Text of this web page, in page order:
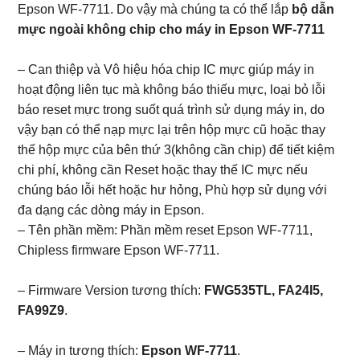
Epson WF-7711. Do vậy mà chúng ta có thể lắp bộ dẫn
mực ngoài không chip cho máy in Epson WF-7711
– Can thiệp và Vô hiệu hóa chip IC mực giúp máy in
hoạt động liên tục mà không báo thiếu mực, loại bỏ lỗi
báo reset mực trong suốt quá trình sử dụng máy in, do
vậy bạn có thể nạp mực lại trên hộp mực cũ hoặc thay
thế hộp mực của bên thứ 3(không cần chip) để tiết kiệm
chi phí, không cần Reset hoặc thay thế IC mực nếu
chúng báo lỗi hết hoặc hư hỏng, Phù hợp sử dụng với
đa dạng các dòng máy in Epson.
– Tên phần mềm: Phần mềm reset Epson WF-7711,
Chipless firmware Epson WF-7711.
– Firmware Version tương thích: FWG535TL, FA24I5,
FA99Z9.
– Máy in tương thích: Epson WF-7711.